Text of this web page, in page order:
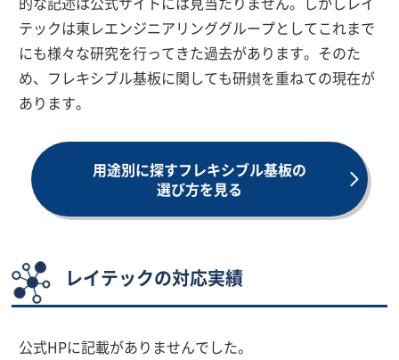
テックは東レエンジニアリンググループとしてこれまで
にも様々な研究を行ってきた過去があります。そのた
め、フレキシブル基板に関しても研鑚を重ねての現在が
あります。
用途別に探すフレキシブル基板の
選び方を見る
レイテックの対応実績
公式HPに記載がありませんでした。